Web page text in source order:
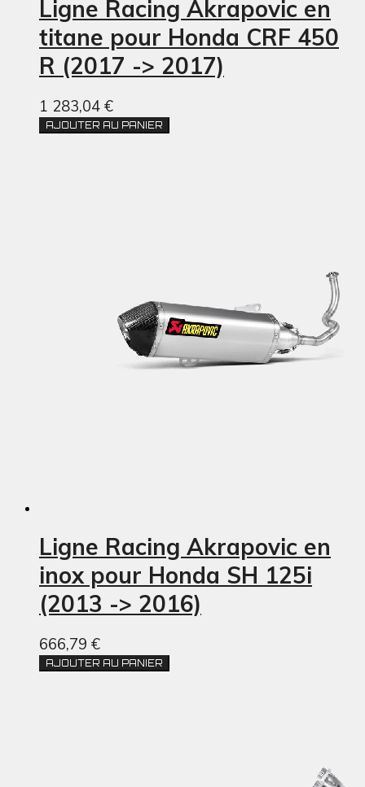
Ligne Racing Akrapovic en
titane pour Honda CRF 450
R (2017 -> 2017)
1 283,04 €
AJOUTER AU PANIER
Ligne Racing Akrapovic en
inox pour Honda SH 125i
(2013 -> 2016)
666,79 €
AJOUTER AU PANIER